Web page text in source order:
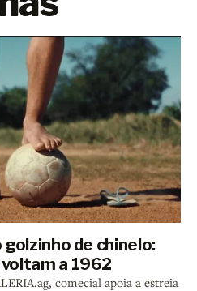
de chinelo:
a 1962
comecial apoia a estreia